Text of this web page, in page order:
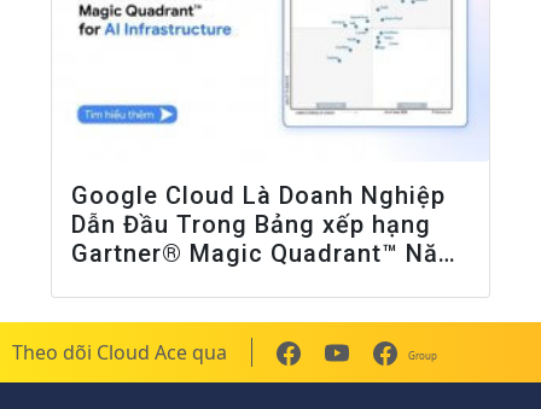
Google Cloud Là Doanh Nghiệp
Dẫn Đầu Trong Bảng xếp hạng
Gartner® Magic Quadrant™ Năm
Theo dõi Cloud Ace qua Group